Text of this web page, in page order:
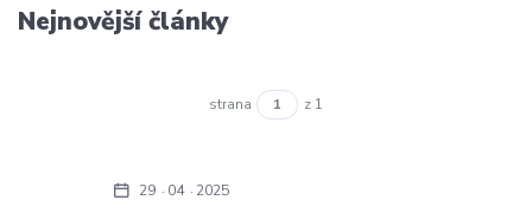
Nejnovější články
strana z 1
29 04 2025